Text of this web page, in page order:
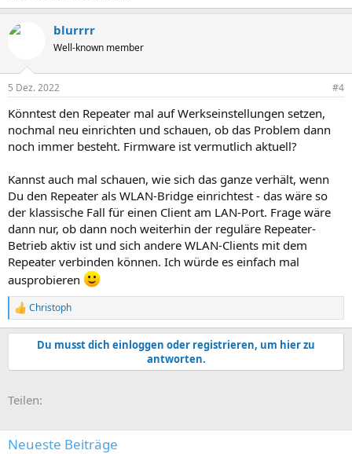
blurrrr
Well-known member
5 Dez. 2022 #4
Könntest den Repeater mal auf Werkseinstellungen setzen,
nochmal neu einrichten und schauen, ob das Problem dann
noch immer besteht. Firmware ist vermutlich aktuell?
Kannst auch mal schauen, wie sich das ganze verhält, wenn
Du den Repeater als WLAN-Bridge einrichtest - das wäre so
der klassische Fall für einen Client am LAN-Port. Frage wäre
dann nur, ob dann noch weiterhin der reguläre Repeater-
Betrieb aktiv ist und sich andere WLAN-Clients mit dem
Repeater verbinden können. Ich würde es einfach mal
ausprobieren
R
e
a
n
:
Christoph
Du musst dich einloggen oder registrieren, um hier zu
antworten.
Teilen:
Neueste Beiträge